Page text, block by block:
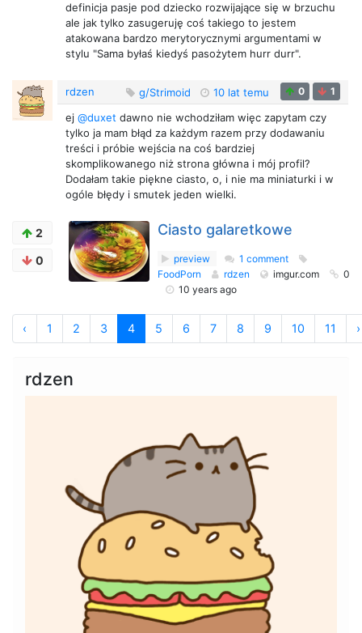
definicja pasje pod dziecko rozwijające się w brzuchu
ale jak tylko zasugeruję coś takiego to jestem
atakowana bardzo merytorycznymi argumentami w
stylu "Sama byłaś kiedyś pasożytem hurr durr".
rdzen g/Strimoid 10 lat temu 0 1
ej @duxet dawno nie wchodziłam więc zapytam czy
tylko ja mam błąd za każdym razem przy dodawaniu
treści i próbie wejścia na coś bardziej
skomplikowanego niż strona główna i mój profil?
Dodałam takie piękne ciasto, o, i nie ma miniaturki i w
ogóle błędy i smutek jeden wielki.
2
0
Ciasto galaretkowe
preview
1 comment
FoodPorn
rdzen imgur.com
0
10 years ago
‹ 1 2 3 4 5 6 7 8 9 10 11 ›
rdzen